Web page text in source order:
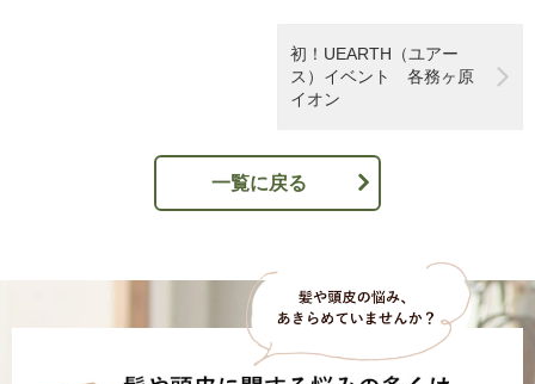
初！UEARTH（ユアー
ス）イベント 各務ヶ原
イオン
一覧に戻る